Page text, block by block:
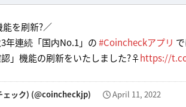
を刷新?／
年連続「国内No.1」の#Coincheckアプリ
」機能の刷新をいたしました?‍♀️https://
ェック) (@coincheckjp) April 11, 2022